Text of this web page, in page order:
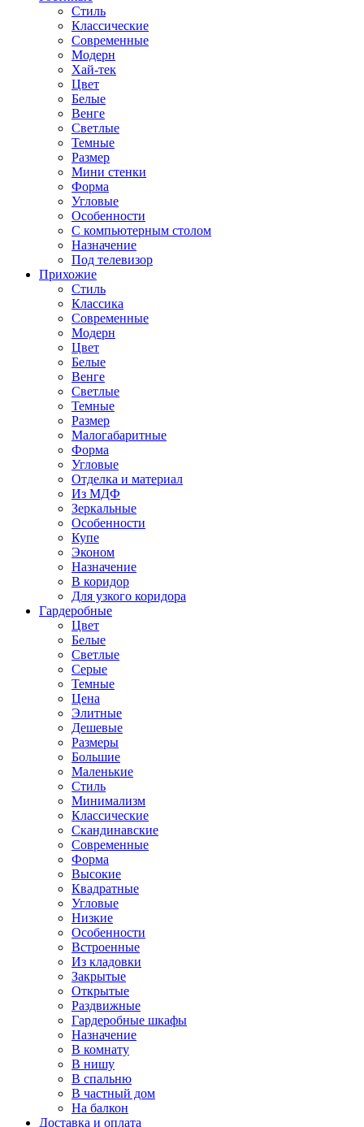
Стиль
Классические
Современные
Модерн
Хай-тек
Цвет
Белые
Венге
Светлые
Темные
Размер
Мини стенки
Форма
Угловые
Особенности
С компьютерным столом
Назначение
Под телевизор
Прихожие
Стиль
Классика
Современные
Модерн
Цвет
Белые
Венге
Светлые
Темные
Размер
Малогабаритные
Форма
Угловые
Отделка и материал
Из МДФ
Зеркальные
Особенности
Купе
Эконом
Назначение
В коридор
Для узкого коридора
Гардеробные
Цвет
Белые
Светлые
Серые
Темные
Цена
Элитные
Дешевые
Размеры
Большие
Маленькие
Стиль
Минимализм
Классические
Скандинавские
Современные
Форма
Высокие
Квадратные
Угловые
Низкие
Особенности
Встроенные
Из кладовки
Закрытые
Открытые
Раздвижные
Гардеробные шкафы
Назначение
В комнату
В нишу
В спальню
В частный дом
На балкон
Доставка и оплата